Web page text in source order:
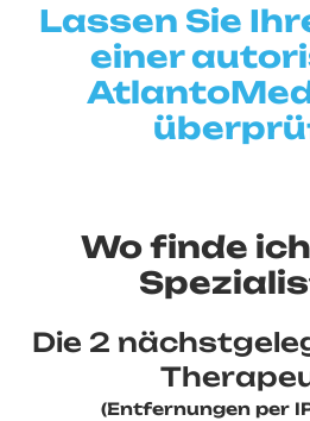
Lassen Sie
einer
Wo finde
Die 2
(Entfernungen per